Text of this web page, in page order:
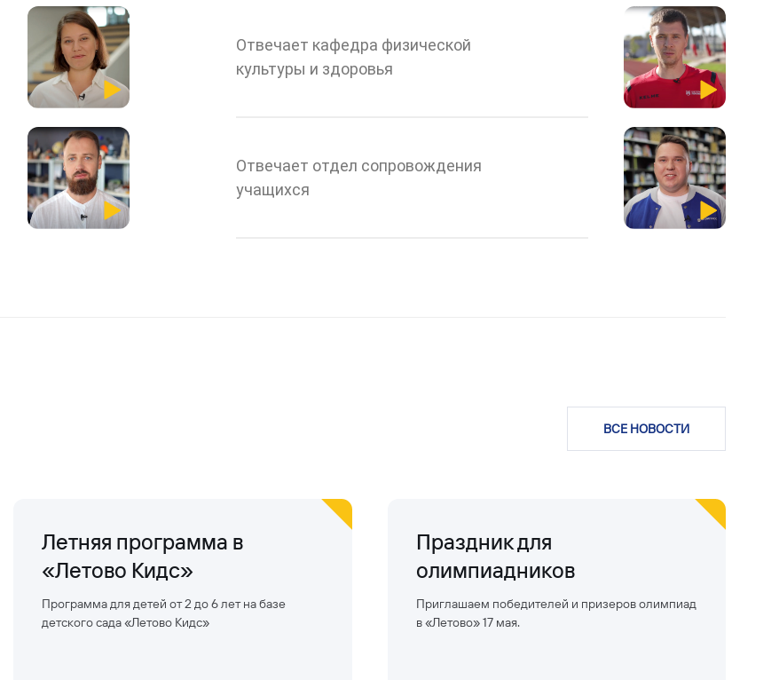
Отвечает кафедра физической
культуры и здоровья
Отвечает отдел сопровождения
учащихся
ВСЕ НОВОСТИ
Летняя программа в
«Летово Кидс»
Программа для детей от 2 до 6 лет на базе
детского сада «Летово Кидс»
Праздник для
олимпиадников
Приглашаем победителей и призеров олимпиад
в «Летово» 17 мая.